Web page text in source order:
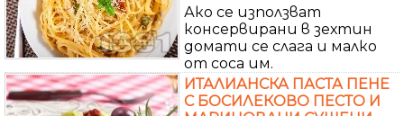
Ако се използват
консервирани в зехтин
домати се слага и малко
от соса им.
ИТАЛИАНСКА ПАСТА ПЕНЕ
С БОСИЛЕКОВО ПЕСТО И